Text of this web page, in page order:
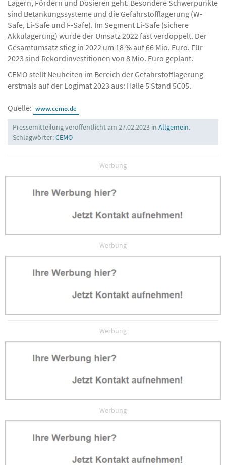
einem der bedeutendsten Unternehmen, wenn es um sicheres
Lagern, Fördern und Dosieren geht. Besondere Schwerpunkte
sind Betankungssysteme und die Gefahrstofflagerung (W-
Safe, Li-Safe und F-Safe). Im Segment Li-Safe (sichere
Akkulagerung) wurde der Umsatz 2022 fast verdoppelt. Der
Gesamtumsatz stieg in 2022 um 18 % auf 66 Mio. Euro. Für
2023 sind Rekordinvestitionen von 8 Mio. Euro geplant.
CEMO stellt Neuheiten im Bereich der Gefahrstofflagerung
Quelle: www.cemo.de
Pressemitteilung veröffentlicht am 27.02.2023 in
Werbung
Werbung